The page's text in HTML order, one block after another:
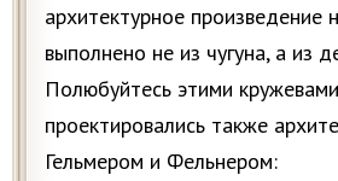
архитектурное произведение
выполнено не из чугуна, а из
Полюбуйтесь этими
проектировались также
Гельмером и Фельнером: